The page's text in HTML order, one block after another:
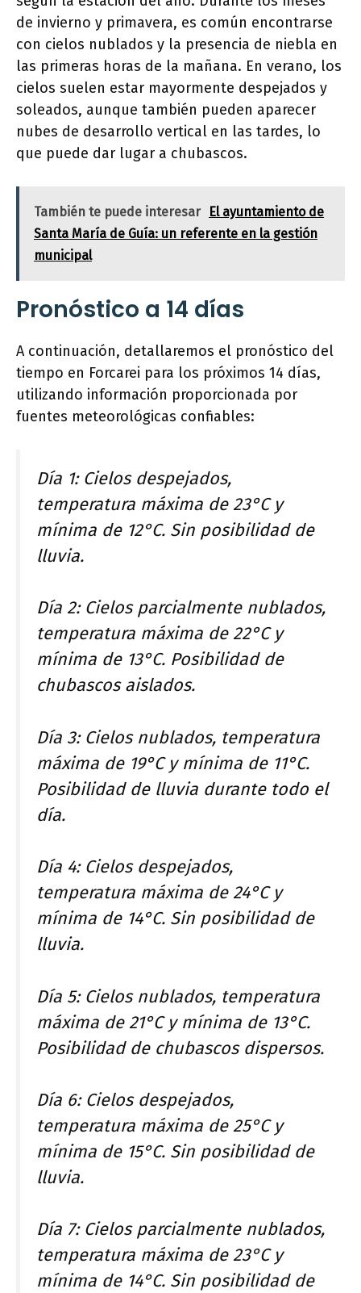
de invierno y primavera, es común encontrarse
con cielos nublados y la presencia de niebla en
las primeras horas de la mañana. En verano, los
cielos suelen estar mayormente despejados y
soleados, aunque también pueden aparecer
nubes de desarrollo vertical en las tardes, lo
que puede dar lugar a chubascos.
También te puede interesar
El ayuntamiento de
Santa María de Guía: un referente en la gestión
municipal
Pronóstico a 14 días
A continuación, detallaremos el pronóstico del
tiempo en Forcarei para los próximos 14 días,
utilizando información proporcionada por
fuentes meteorológicas confiables:
Día 1: Cielos despejados,
temperatura máxima de 23°C y
mínima de 12°C. Sin posibilidad de
lluvia.
Día 2: Cielos parcialmente nublados,
temperatura máxima de 22°C y
mínima de 13°C. Posibilidad de
chubascos aislados.
Día 3: Cielos nublados, temperatura
máxima de 19°C y mínima de 11°C.
Posibilidad de lluvia durante todo el
día.
Día 4: Cielos despejados,
temperatura máxima de 24°C y
mínima de 14°C. Sin posibilidad de
lluvia.
Día 5: Cielos nublados, temperatura
máxima de 21°C y mínima de 13°C.
Posibilidad de chubascos dispersos.
Día 6: Cielos despejados,
temperatura máxima de 25°C y
mínima de 15°C. Sin posibilidad de
lluvia.
Día 7: Cielos parcialmente nublados,
temperatura máxima de 23°C y
mínima de 14°C. Sin posibilidad de